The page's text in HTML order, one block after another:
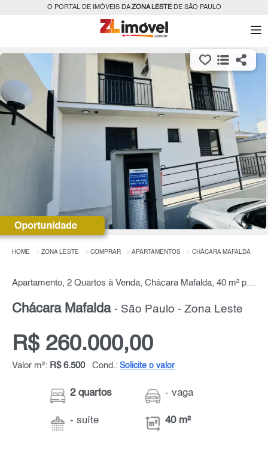
O PORTAL DE IMÓVEIS DAZONA LESTEDE SÃO PAULO
HOME ZONA LESTE COMPRAR APARTAMENTOS CHÁCARA MAFALDA
Apartamento, 2 Quartos à Venda, Chácara Mafalda, 40 m² por R$ 260.000,00
Chácara Mafalda - São Paulo - Zona Leste
R$ 260.000,00
Valor m²: R$ 6.500 Cond.: Solicite o valor
2 quartos
- suíte
- vaga
40 m²